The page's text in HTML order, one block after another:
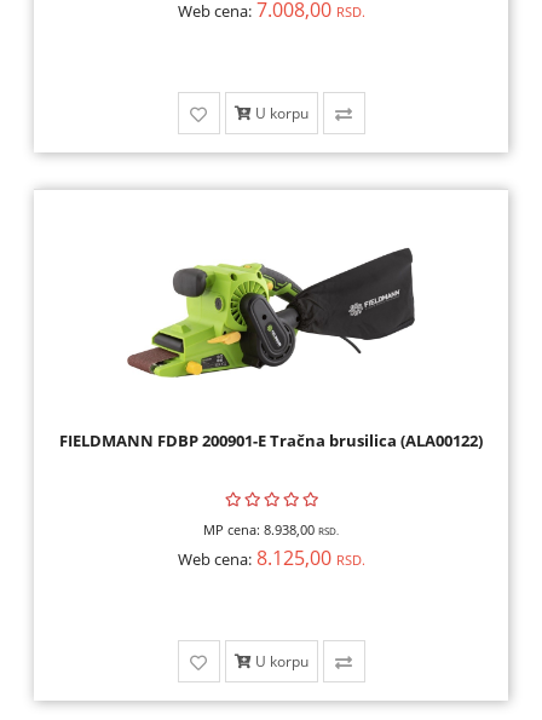
Web cena: 7.008,00 RSD.
U korpu
FIELDMANN FDBP 200901-E Tračna brusilica (ALA00122)
MP cena: 8.938,00 RSD.
Web cena: 8.125,00 RSD.
U korpu